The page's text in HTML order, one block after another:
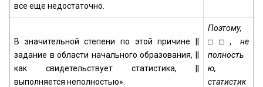
все еще недостаточно.
В значительной степени по этой причине ||
задание в области начального образования, ||
как свидетельствует статистика, ||
выполняется неполностью».
Поэтому,
□□, не
полность
ю,
статистик